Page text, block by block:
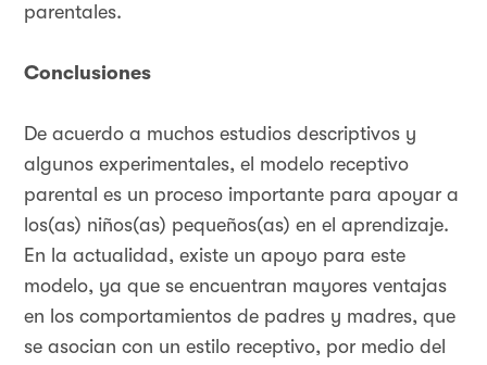
parentales.
Conclusiones
De acuerdo a muchos estudios descriptivos y
algunos experimentales, el modelo receptivo
parental es un proceso importante para apoyar a
los(as) niños(as) pequeños(as) en el aprendizaje.
En la actualidad, existe un apoyo para este
modelo, ya que se encuentran mayores ventajas
en los comportamientos de padres y madres, que
se asocian con un estilo receptivo, por medio del